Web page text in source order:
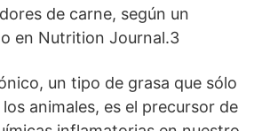
de carne, según un
en Nutrition Journal.3
un tipo de grasa que sólo
animales, es el precursor de